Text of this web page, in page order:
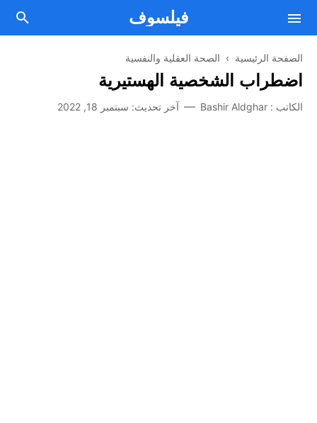
فيلسوف
الصفحة الرئيسية › الصحة العقلية والنفسية
اضطراب الشخصية الهستيرية
الكاتب : Bashir Aldghar آخر تحديث: سبتمبر 18, 2022